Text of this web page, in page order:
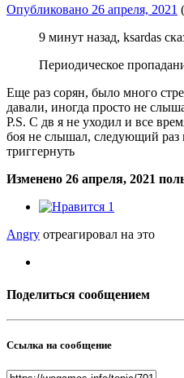
Опубликовано 26 апреля, 2021
9 минут назад, ksardas
Периодическое
Еще раз сорян, было много
давали, иногда просто не
P.S. С дв я не уходил и все
боя не слышал, следующий раз
триггернуть
Изменено 26 апреля, 2021
1
Angry отреагировал на это
Поделиться сообщением
Ссылка на сообщение